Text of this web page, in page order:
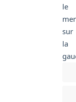
le
sur
la